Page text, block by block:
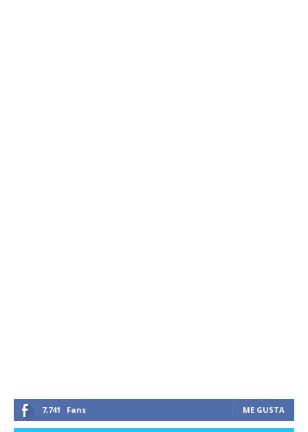
7,741 Fans ME GUSTA